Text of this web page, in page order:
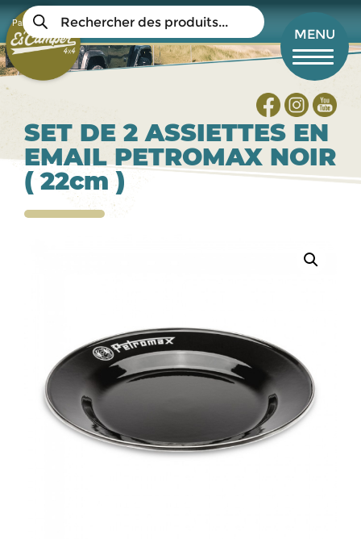
Aller
au
contenu
principal
Panier Mon compte
Recherche
de
produits
MENU
SET DE 2 ASSIETTES EN
EMAIL PETROMAX NOIR
( 22cm )